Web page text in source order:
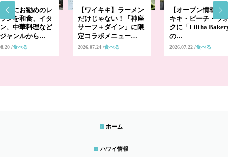
プにお勧めのレ
ンを和食、イタ
、中華料理など
ャンルから…
食べる
【ワイキキ】ラーメン
だけじゃない！「神座
サーフ＋ダイン」に限
定コラボメニュー…
2026.07.24 食べる
【オープン情報】
キキ・ビーチ・ウ
クに「Liliha
の…
2026.07.22 食べる
ホーム
ハワイ情報